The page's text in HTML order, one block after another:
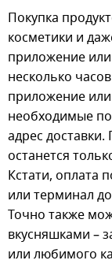
Покупка
косметики и
приложение
несколько
приложение
необходимые
адрес
останется
Кстати, оплата
или терминал
Точно также
вкусняшками –
или любимого